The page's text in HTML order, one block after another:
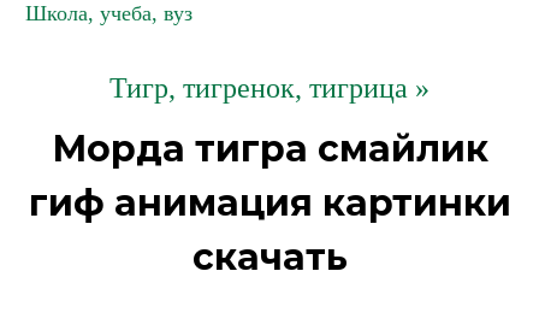
Школа, учеба, вуз
Тигр, тигренок, тигрица »
Морда тигра смайлик
гиф анимация картинки
скачать